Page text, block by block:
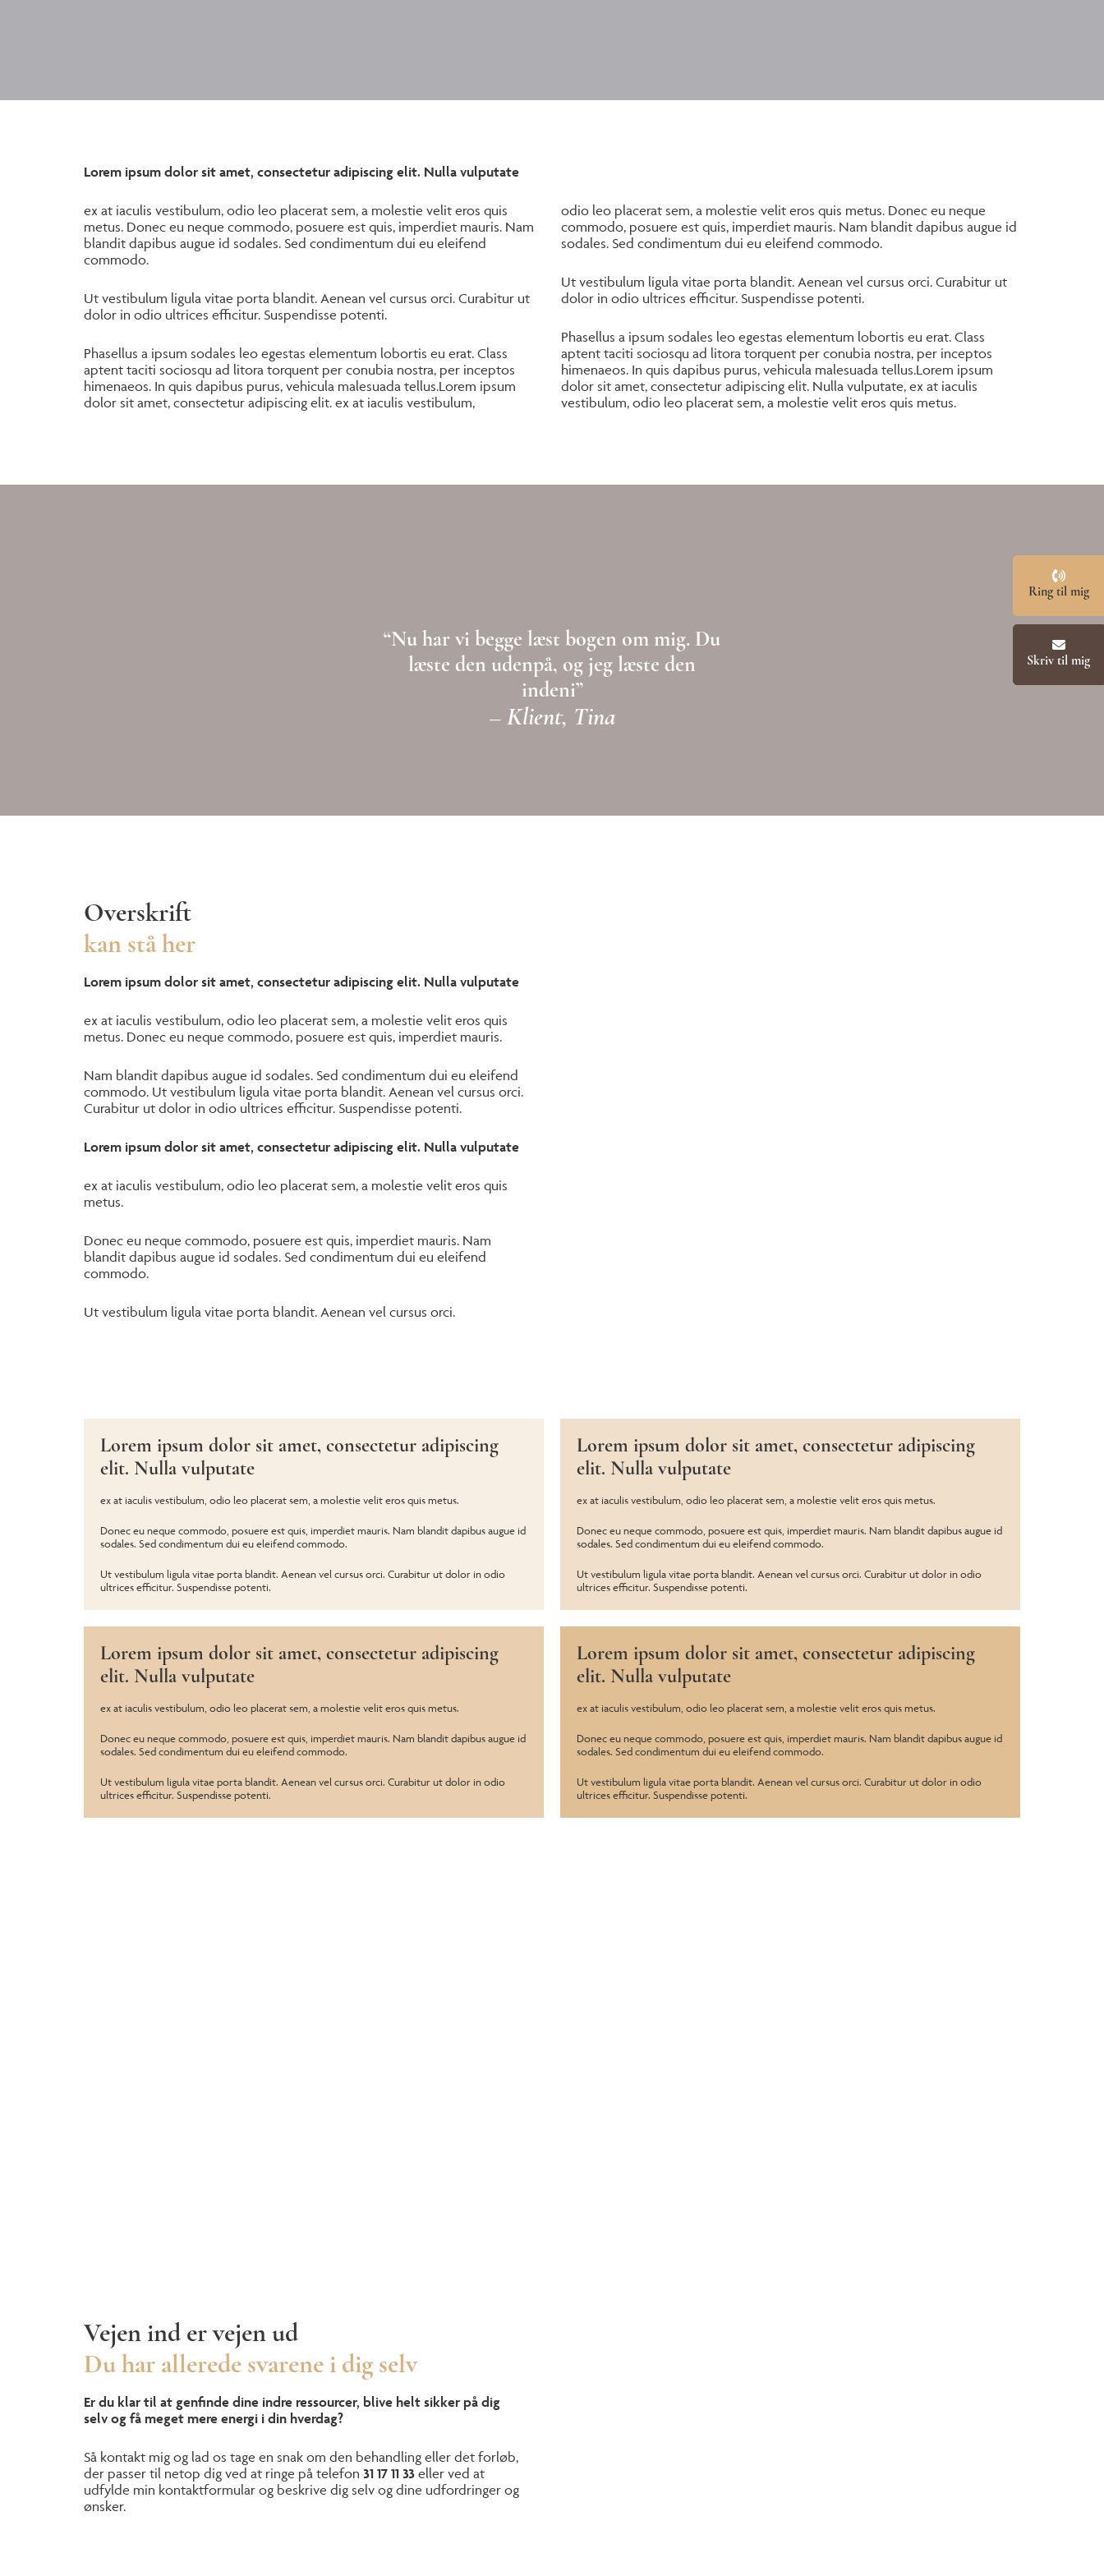
Ring til mig
Skriv til mig
Lorem ipsum dolor sit amet, consectetur adipiscing elit. Nulla vulputate
ex at iaculis vestibulum, odio leo placerat sem, a molestie velit eros quis
metus. Donec eu neque commodo, posuere est quis, imperdiet mauris. Nam
blandit dapibus augue id sodales. Sed condimentum dui eu eleifend
commodo.
Ut vestibulum ligula vitae porta blandit. Aenean vel cursus orci. Curabitur ut
dolor in odio ultrices efficitur. Suspendisse potenti.
Phasellus a ipsum sodales leo egestas elementum lobortis eu erat. Class
aptent taciti sociosqu ad litora torquent per conubia nostra, per inceptos
himenaeos. In quis dapibus purus, vehicula malesuada tellus.Lorem ipsum
dolor sit amet, consectetur adipiscing elit. ex at iaculis vestibulum,
odio leo placerat sem, a molestie velit eros quis metus. Donec eu neque
commodo, posuere est quis, imperdiet mauris. Nam blandit dapibus augue id
sodales. Sed condimentum dui eu eleifend commodo.
Ut vestibulum ligula vitae porta blandit. Aenean vel cursus orci. Curabitur ut
dolor in odio ultrices efficitur. Suspendisse potenti.
Phasellus a ipsum sodales leo egestas elementum lobortis eu erat. Class
aptent taciti sociosqu ad litora torquent per conubia nostra, per inceptos
himenaeos. In quis dapibus purus, vehicula malesuada tellus.Lorem ipsum
dolor sit amet, consectetur adipiscing elit. Nulla vulputate, ex at iaculis
vestibulum, odio leo placerat sem, a molestie velit eros quis metus.
“Nu har vi begge læst bogen om mig. Du
læste den udenpå, og jeg læste den
indeni”
– Klient, Tina
Overskrift
kan stå her
Lorem ipsum dolor sit amet, consectetur adipiscing elit. Nulla vulputate
ex at iaculis vestibulum, odio leo placerat sem, a molestie velit eros quis
metus. Donec eu neque commodo, posuere est quis, imperdiet mauris.
Nam blandit dapibus augue id sodales. Sed condimentum dui eu eleifend
commodo. Ut vestibulum ligula vitae porta blandit. Aenean vel cursus orci.
Curabitur ut dolor in odio ultrices efficitur. Suspendisse potenti.
Lorem ipsum dolor sit amet, consectetur adipiscing elit. Nulla vulputate
ex at iaculis vestibulum, odio leo placerat sem, a molestie velit eros quis
metus.
Donec eu neque commodo, posuere est quis, imperdiet mauris. Nam
blandit dapibus augue id sodales. Sed condimentum dui eu eleifend
commodo.
Ut vestibulum ligula vitae porta blandit. Aenean vel cursus orci.
Lorem ipsum dolor sit amet, consectetur adipiscing
elit. Nulla vulputate
ex at iaculis vestibulum, odio leo placerat sem, a molestie velit eros quis metus.
Donec eu neque commodo, posuere est quis, imperdiet mauris. Nam blandit dapibus augue id
sodales. Sed condimentum dui eu eleifend commodo.
Ut vestibulum ligula vitae porta blandit. Aenean vel cursus orci. Curabitur ut dolor in odio
ultrices efficitur. Suspendisse potenti.
Lorem ipsum dolor sit amet, consectetur adipiscing
elit. Nulla vulputate
ex at iaculis vestibulum, odio leo placerat sem, a molestie velit eros quis metus.
Donec eu neque commodo, posuere est quis, imperdiet mauris. Nam blandit dapibus augue id
sodales. Sed condimentum dui eu eleifend commodo.
Ut vestibulum ligula vitae porta blandit. Aenean vel cursus orci. Curabitur ut dolor in odio
ultrices efficitur. Suspendisse potenti.
Lorem ipsum dolor sit amet, consectetur adipiscing
elit. Nulla vulputate
ex at iaculis vestibulum, odio leo placerat sem, a molestie velit eros quis metus.
Donec eu neque commodo, posuere est quis, imperdiet mauris. Nam blandit dapibus augue id
sodales. Sed condimentum dui eu eleifend commodo.
Ut vestibulum ligula vitae porta blandit. Aenean vel cursus orci. Curabitur ut dolor in odio
ultrices efficitur. Suspendisse potenti.
Lorem ipsum dolor sit amet, consectetur adipiscing
elit. Nulla vulputate
ex at iaculis vestibulum, odio leo placerat sem, a molestie velit eros quis metus.
Donec eu neque commodo, posuere est quis, imperdiet mauris. Nam blandit dapibus augue id
sodales. Sed condimentum dui eu eleifend commodo.
Ut vestibulum ligula vitae porta blandit. Aenean vel cursus orci. Curabitur ut dolor in odio
ultrices efficitur. Suspendisse potenti.
Vejen ind er vejen ud
Du har allerede svarene i dig selv
Er du klar til at genfinde dine indre ressourcer, blive helt sikker på dig
selv og få meget mere energi i din hverdag?
Så kontakt mig og lad os tage en snak om den behandling eller det forløb,
der passer til netop dig ved at ringe på telefon 31 17 11 33 eller ved at
udfylde min kontaktformular og beskrive dig selv og dine udfordringer og
ønsker.